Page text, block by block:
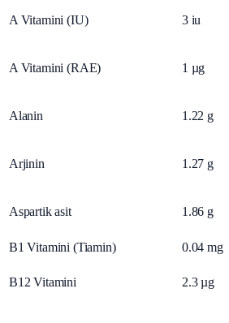
A Vitamini (IU) 3 iu
A Vitamini (RAE) 1 µg
Alanin 1.22 g
Arjinin 1.27 g
Aspartik asit 1.86 g
B1 Vitamini (Tiamin) 0.04 mg
B12 Vitamini 2.3 µg